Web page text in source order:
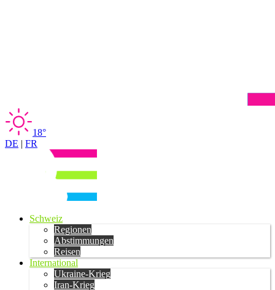
18°
DE | FR
Schweiz
Regionen
Abstimmungen
Reisen
International
Ukraine-Krieg
Iran-Krieg